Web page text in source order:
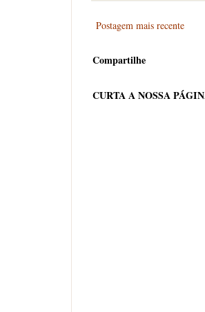
Postagem mais recente
Compartilhe
CURTA A NOSSA